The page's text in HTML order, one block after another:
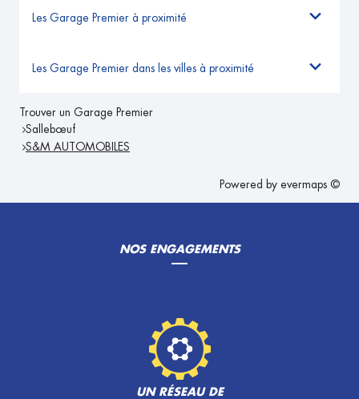
Les Garage Premier à proximité
Les Garage Premier dans les villes à proximité
Trouver un Garage Premier
Sallebœuf
S&M AUTOMOBILES
Powered by evermaps ©
NOS ENGAGEMENTS
UN RÉSEAU DE